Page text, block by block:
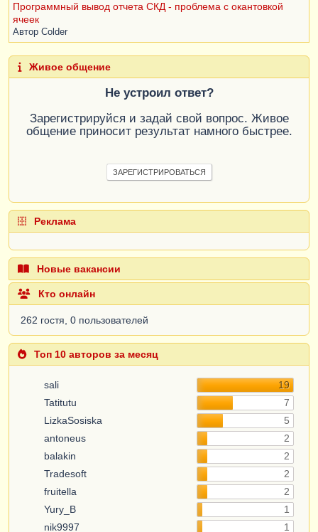
Программный вывод отчета СКД - проблема с окантовкой
ячеек
Автор Colder
Живое общение
Не устроил ответ?
Зарегистрируйся и задай свой вопрос. Живое
общение приносит результат намного быстрее.
ЗАРЕГИСТРИРОВАТЬСЯ
Реклама
Новые вакансии
Кто онлайн
262 гостя, 0 пользователей
Топ 10 авторов за месяц
sali
19
Tatitutu
7
LizkaSosiska
5
antoneus
2
balakin
2
Tradesoft
2
fruitella
2
Yury_B
1
nik9997
1